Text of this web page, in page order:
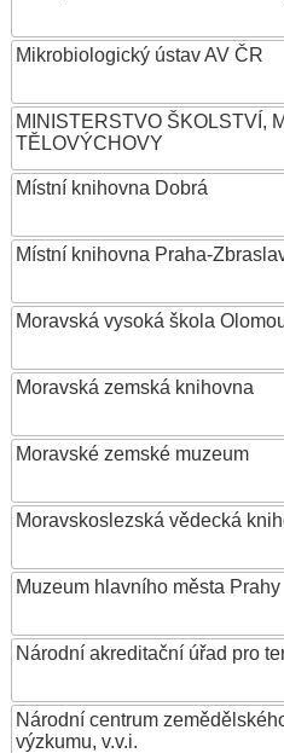
Mikrobiologický ústav AV ČR
MINISTERSTVO ŠKOLSTVÍ,
TĚLOVÝCHOVY
Místní knihovna Dobrá
Místní knihovna Praha-
Moravská vysoká škola
Moravská zemská knihovna
Moravské zemské muzeum
Moravskoslezská vědecká
Muzeum hlavního města Prahy
Národní akreditační úřad pro
Národní centrum
výzkumu, v.v.i.